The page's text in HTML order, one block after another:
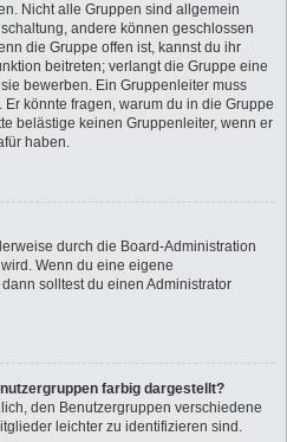
Nicht alle Gruppen sind allgemein
andere können geschlossen
die Gruppe offen ist, kannst du ihr
beitreten; verlangt die Gruppe eine
bewerben. Ein Gruppenleiter muss
könnte fragen, warum du in die Gruppe
belästige keinen Gruppenleiter, wenn er
haben.
durch die Board-Administration
Wenn du eine eigene
solltest du einen Administrator
farbig dargestellt?
den Benutzergruppen verschiedene
leichter zu identifizieren sind.